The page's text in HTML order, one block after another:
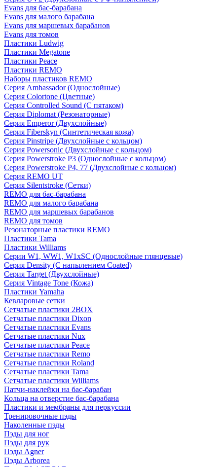
Evans для бас-барабана
Evans для малого барабана
Evans для маршевых барабанов
Evans для томов
Пластики Ludwig
Пластики Megatone
Пластики Peace
Пластики REMO
Наборы пластиков REMO
Серия Ambassador (Однослойные)
Серия Colortone (Цветные)
Серия Controlled Sound (С пятаком)
Серия Diplomat (Резонаторные)
Серия Emperor (Двухслойные)
Серия Fiberskyn (Синтетическая кожа)
Серия Pinstripe (Двухслойные с кольцом)
Серия Powersonic (Двухслойные с кольцом)
Серия Powerstroke P3 (Однослойные с кольцом)
Серия Powerstroke P4, 77 (Двухслойные с кольцом)
Серия REMO UT
Серия Silentstroke (Сетки)
REMO для бас-барабана
REMO для малого барабана
REMO для маршевых барабанов
REMO для томов
Резонаторные пластики REMO
Пластики Tama
Пластики Williams
Серии W1, WW1, W1xSC (Однослойные глянцевые)
Серия Density (C напылением Coated)
Серия Target (Двухслойные)
Серия Vintage Tone (Кожа)
Пластики Yamaha
Кевларовые сетки
Сетчатые пластики 2BOX
Сетчатые пластики Dixon
Сетчатые пластики Evans
Сетчатые пластики Nux
Сетчатые пластики Peace
Сетчатые пластики Remo
Сетчатые пластики Roland
Сетчатые пластики Tama
Сетчатые пластики Williams
Патчи-наклейки на бас-барабан
Кольца на отверстие бас-барабана
Пластики и мембраны для перкуссии
Тренировочные пэды
Наколенные пэды
Пэды для ног
Пэды для рук
Пэды Agner
Пэды Arborea